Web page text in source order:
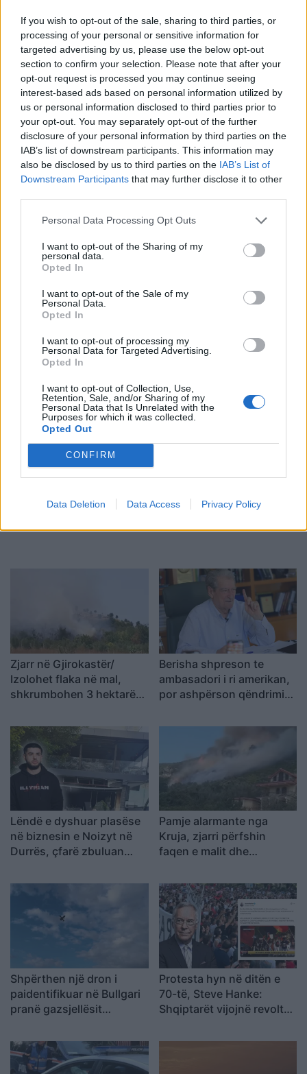
If you wish to opt-out of the sale, sharing to third parties, or
processing of your personal or sensitive information for
targeted advertising by us, please use the below opt-out
section to confirm your selection. Please note that after your
opt-out request is processed you may continue seeing
interest-based ads based on personal information utilized by
us or personal information disclosed to third parties prior to
your opt-out. You may separately opt-out of the further
disclosure of your personal information by third parties on the
IAB’s list of downstream participants. This information may
also be disclosed by us to third parties on the IAB’s List of
Downstream Participants that may further disclose it to other
Personal Data Processing Opt Outs
I want to opt-out of the Sharing of my
personal data.
Opted In
I want to opt-out of the Sale of my
Personal Data.
Opted In
I want to opt-out of processing my
Personal Data for Targeted Advertising.
Opted In
I want to opt-out of Collection, Use,
Retention, Sale, and/or Sharing of my
Personal Data that Is Unrelated with the
Purposes for which it was collected.
Opted Out
CONFIRM
Data Deletion Data Access Privacy Policy
makina inteligjente
“fundos” shoferët e
pabindur
hiqen 150 patenta
(VIDEO)
Policia ndëshkon shoferët
“e pabindur”, 11 persona
arrestohen në 24 orët e
fundit
Shtuarmë10.01.2022 12:35
Tags:
gjobat e policise , Policia e Shtetit ,
shoferet e pabindur
Zjarr në Gjirokastër/
Izolohet flaka në mal,
shkrumbohen 3 hektarë
kufirin mes Golemit dhe
Progonatit
Berisha shpreson te
ambasadori i ri amerikan,
por ashpërson qëndrimin
reformës territoriale
Lëndë e dyshuar plasëse
në biznesin e Noizyt në
Durrës, çfarë zbuluan
Pamje alarmante nga
Kruja, zjarri përfshin
faqen e malit dhe
biznese
Shpërthen një dron i
paidentifikuar në Bullgari
pranë gazsjellësit
Protesta hyn në ditën e
70-të, Steve Hanke:
Shqiptarët vijojnë revoltën
Rama duhet të largohet